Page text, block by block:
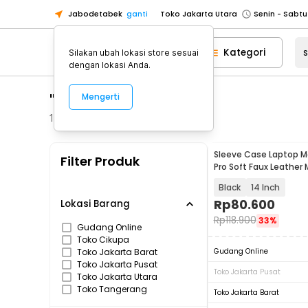
Jabodetabek ganti Toko Jakarta Utara
Toko Tangerang
Toko Cikupa
Pick n Go Jakarta Barat
Senin -
Toko Jakarta Barat
Senin -
Toko Tangerang
Senin - Jumat
Senin - Jumat
Kategori
"sleeve"
115
Filter Produk
Lokasi Barang
Gudang Online
Toko Cikupa
Toko Jakarta Barat
Toko Jakarta Pusat
Toko Jakarta Utara
Toko Tangerang
Sleeve Case Laptop
Pro Soft Faux Leather
Black 14 Inch
Rp80.600
Rp118.900 33%
Gudang Online
Toko Jakarta Pusat
Toko Jakarta Barat
Silakan ubah lokasi store sesuai
dengan lokasi Anda.
Mengerti